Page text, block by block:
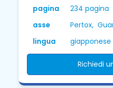
pagina
234 pagina
asse
Pertox,
lingua
giapponese
Richiedi